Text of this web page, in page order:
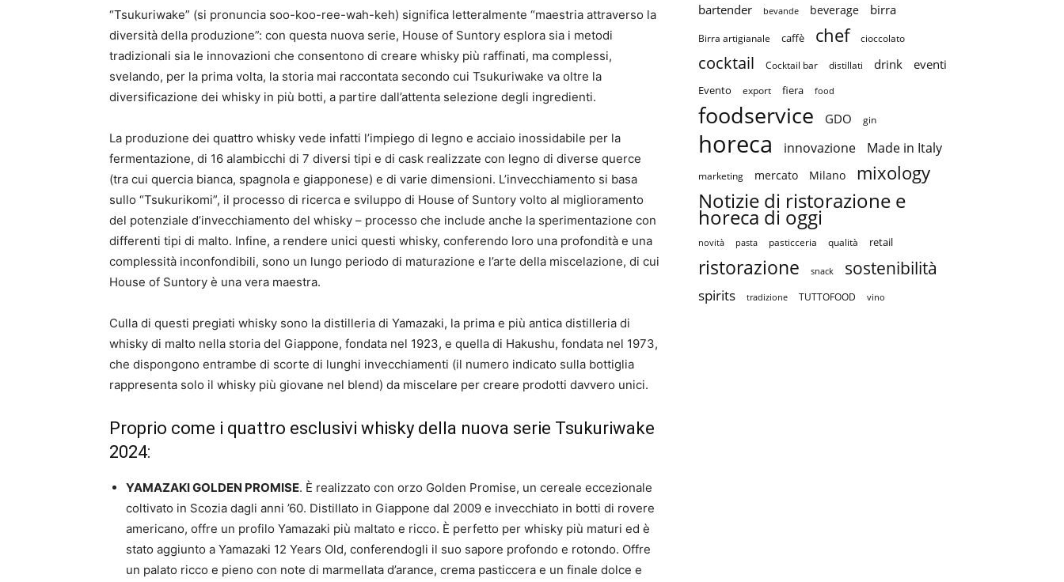
“Tsukuriwake” (si pronuncia soo-koo-ree-wah-keh) significa letteralmente “maestria attraverso la
diversità della produzione”: con questa nuova serie, House of Suntory esplora sia i metodi
tradizionali sia le innovazioni che consentono di creare whisky più raffinati, ma complessi,
svelando, per la prima volta, la storia mai raccontata secondo cui Tsukuriwake va oltre la
diversificazione dei whisky in più botti, a partire dall’attenta selezione degli ingredienti.
La produzione dei quattro whisky vede infatti l’impiego di legno e acciaio inossidabile per la
fermentazione, di 16 alambicchi di 7 diversi tipi e di cask realizzate con legno di diverse querce
(tra cui quercia bianca, spagnola e giapponese) e di varie dimensioni. L’invecchiamento si basa
sullo “Tsukurikomi”, il processo di ricerca e sviluppo di House of Suntory volto al miglioramento
del potenziale d’invecchiamento del whisky – processo che include anche la sperimentazione con
differenti tipi di malto. Infine, a rendere unici questi whisky, conferendo loro una profondità e una
complessità inconfondibili, sono un lungo periodo di maturazione e l’arte della miscelazione, di cui
House of Suntory è una vera maestra.
Culla di questi pregiati whisky sono la distilleria di Yamazaki, la prima e più antica distilleria di
whisky di malto nella storia del Giappone, fondata nel 1923, e quella di Hakushu, fondata nel 1973,
che dispongono entrambe di scorte di lunghi invecchiamenti (il numero indicato sulla bottiglia
rappresenta solo il whisky più giovane nel blend) da miscelare per creare prodotti davvero unici.
Proprio come i quattro esclusivi whisky della nuova serie Tsukuriwake
2024:
YAMAZAKI GOLDEN PROMISE. È realizzato con orzo Golden Promise, un cereale eccezionale
coltivato in Scozia dagli anni ’60. Distillato in Giappone dal 2009 e invecchiato in botti di rovere
americano, offre un profilo Yamazaki più maltato e ricco. È perfetto per whisky più maturi ed è
stato aggiunto a Yamazaki 12 Years Old, conferendogli il suo sapore profondo e rotondo. Offre
un palato ricco e pieno con note di marmellata d’arance, crema pasticcera e un finale dolce e
bartender bevande beverage birra
Birra artigianale caffè chef cioccolato
cocktail Cocktail bar distillati drink eventi
Evento export fiera food
foodservice GDO gin
horeca innovazione Made in Italy
marketing mercato Milano mixology
Notizie di ristorazione e
horeca di oggi
novità pasta pasticceria qualità retail
ristorazione snack sostenibilità
spirits tradizione TUTTOFOOD vino